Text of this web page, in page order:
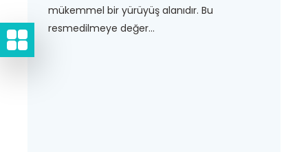
mükemmel bir yürüyüş alanıdır. Bu
resmedilmeye değer...